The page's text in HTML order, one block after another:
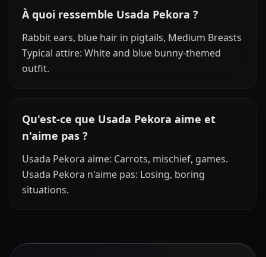
À quoi ressemble Usada Pekora ?
Rabbit ears, blue hair in pigtails, Medium Breasts
Typical attire: White and blue bunny-themed
outfit.
Qu'est-ce que Usada Pekora aime et
n'aime pas ?
Usada Pekora aime: Carrots, mischief, games.
Usada Pekora n'aime pas: Losing, boring
situations.